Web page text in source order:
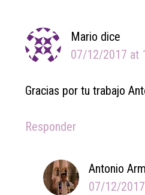
Mario dice
07/12/2017 at
Gracias por tu trabajo
Responder
Antonio
07/12/